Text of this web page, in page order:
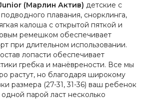
(Марлин Актив) детские с
плавания, снорклинга,
калоша с открытой пяткой и
ремешком обеспечивает
при длительном использовании.
лопасти обеспечивает
гребка и манёврености. Все мы
растут, но благодаря широкому
размера (27-31, 31-36) ваш ребенок
парой ласт несколько